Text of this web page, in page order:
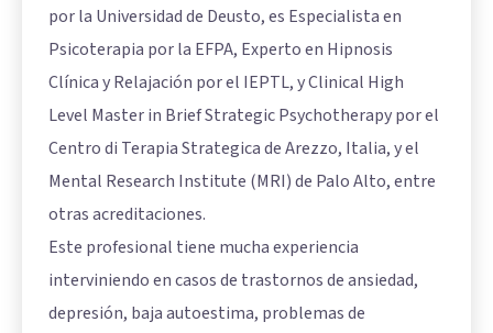
por la Universidad de Deusto, es Especialista en
Psicoterapia por la EFPA, Experto en Hipnosis
Clínica y Relajación por el IEPTL, y Clinical High
Level Master in Brief Strategic Psychotherapy por el
Centro di Terapia Strategica de Arezzo, Italia, y el
Mental Research Institute (MRI) de Palo Alto, entre
otras acreditaciones.
Este profesional tiene mucha experiencia
interviniendo en casos de trastornos de ansiedad,
depresión, baja autoestima, problemas de